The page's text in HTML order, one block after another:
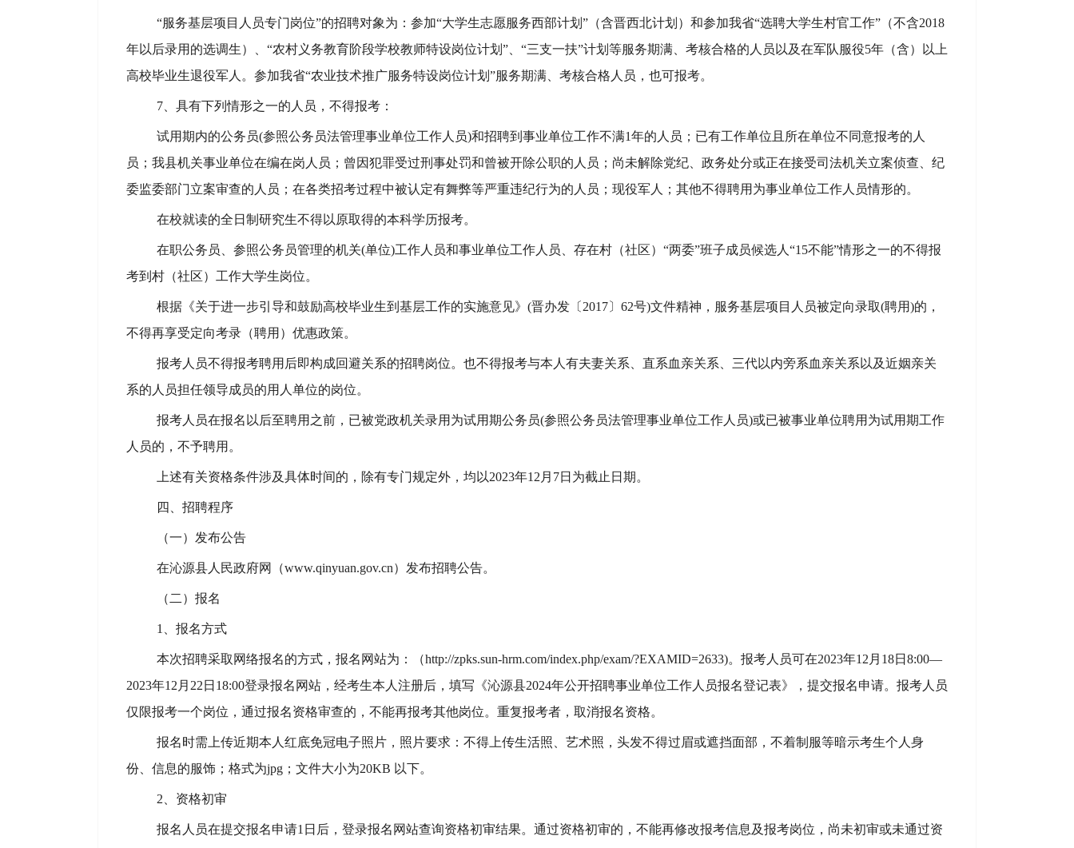
“服务基层项目人员专门岗位”的招聘对象为：参加“大学生志愿服务西部计划”（含晋西北计划） 和参加我省“选聘大学生村官工作”（不含2018
年以后录用 的选调生）、 “农村义务教育阶段学校教师特设岗位计划”、“三支一扶”计划 等服务期满、考核合格的人员以及在军队服役5年（含）以上
高校毕业生退役军人 。参加我省“农业技术推广服务特设岗位计划”服务期满、考核合格人员，也可报考。
7、具有下列情形之一的人员，不得报考：
试用期内的公务员(参照公务员法管理事业单位工作人员)和招聘到事业单位工作不满1年的人员；已有工作单位且所在单位不同意报考的人
员；我县机关事业单位在编在岗人员；曾因犯罪受过刑事处罚和曾被开除公职的人员；尚未解除党纪、政务处分或正在接受司法机关立案侦查、纪
委监委部门立案审查的人员；在各类招考过程中被认定有舞弊等严重违纪行为的人员； 现役军人； 其他不得聘用为事业单位工作人员情形的。
在校就读的全日制研究生不得以原取得的本科学历报考。
在职公务员、参照公务员管理的机关(单位)工作人员和事业单位工作人员 存在村（社区） “两委”班子成员候选人“15不能”情形之一的不得报
考到村（社区）工作大学生岗位。
根据《关于进一步引导和鼓励高校毕业生到基层工作的实施意见》 (晋办发〔2017〕62号)文件精神，服务基层项目人员被定向录取(聘用)的，
不得再享受定向考录（聘用）优惠政策。
报考人员不得报考聘用后即构成回避关系的招聘岗位。 也不得报考与本人有夫妻关系、直系血亲关系、三代以内旁系血亲关系以及近姻亲关
系的人员担任领导成员的用人单位的岗位。
报考人员在报名以后至聘用之前，已被党政机关录用为试用期公务员(参照公务员法管理事业单位工作人员)或已被事业单位聘用为试用期工作
人员的，不予聘用。
上述有关资格条件涉及具体时间的，除有专门规定外，均以2023年12 月 7日为截止日期。
四 、招聘程序
（一）发布公告
在沁源县人民政府网（www.qinyuan.gov.cn）发布招聘公告。
（二）报名
1、报名方式
本次招聘采取网络报名的方式，报名网站为：（http://zpks.sun-hrm.com/index.php/exam/?EXAMID=2633)。报考人员可在2023年12 月 18日 8:00—
2023年12 月 22 日 18:00登录报名网站，经考生本人注册后，填写《沁源县2024年公开招聘事业单位工作人员报名登记表》，提交报名申请。报考人员
仅限报考一个岗位，通过报名资格审查的，不能再报考其他岗位。重复报考者，取消报名资格。
报名时需上传近期本人红底免冠电子照片，照片要求： 不得上传生活照、艺术照，头发不得过眉或遮挡面部， 不着制服等暗示考生个人身
份、信息的服饰；格式为jpg；文件大小为20KB 以下。
2、资格初审
报名人员在提交报名申请1日后，登录报名网站查询资格初审结果。通过资格初审的，不能再修改报考信息及报考岗位，尚未初审或未通过资